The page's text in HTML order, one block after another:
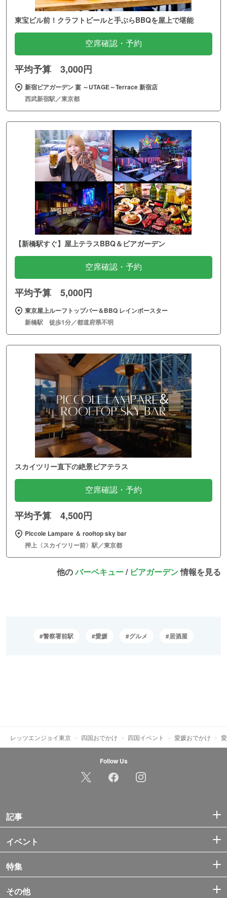
東宝ビル前！クラフトビールと手ぶらBBQを屋上で堪能
空席確認・予約
平均予算 3,000円
新宿ビアガーデン 宴 ～UTAGE～Terrace 新宿店
西武新宿駅／東京都
【新橋駅すぐ】屋上テラスBBQ＆ビアガーデン
空席確認・予約
平均予算 5,000円
東京屋上ルーフトップバー＆BBQ レインボースター
新橋駅 徒歩1分／都道府県不明
スカイツリー直下の絶景ビアテラス
空席確認・予約
平均予算 4,500円
Piccole Lampare ＆ rooftop sky bar
押上〈スカイツリー前〉駅／東京都
他のバーベキュー/ ビアガーデン情報を見る
警察署前駅 愛媛 グルメ 居酒屋
レッツエンジョイ東京 四国おでかけ 四国イベント 愛媛おでかけ
Follow Us
記事
イベント
特集
その他